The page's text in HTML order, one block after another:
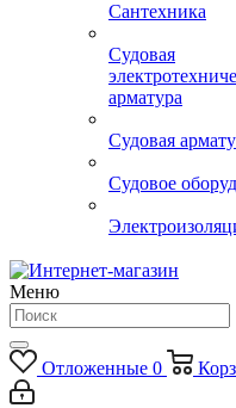
Сантехника
Судовая
арматура
Судовая
Судовое
Меню
Отложенные 0